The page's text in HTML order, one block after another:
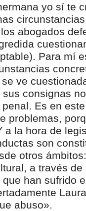
yo sí te
abogados
Para mí
ve
consignas
Es en
problemas,
a la hora de
son
otros
a través
han sufrido
abuso».